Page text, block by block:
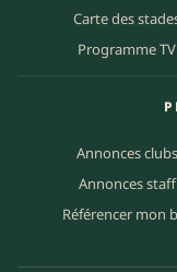
Carte des
Programme TV
Annonces clubs
Annonces staff
Référencer mon